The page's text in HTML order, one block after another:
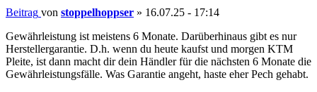
Beitrag von stoppelhoppser » 16.07.25 - 17:14
Gewährleistung ist meistens 6 Monate. Darüberhinaus gibt es nur
Herstellergarantie. D.h. wenn du heute kaufst und morgen KTM
Pleite, ist dann macht dir dein Händler für die nächsten 6 Monate die
Gewährleistungsfälle. Was Garantie angeht, haste eher Pech gehabt.